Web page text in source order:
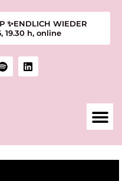
✨ENDLICH WIEDER
19.30 h, online